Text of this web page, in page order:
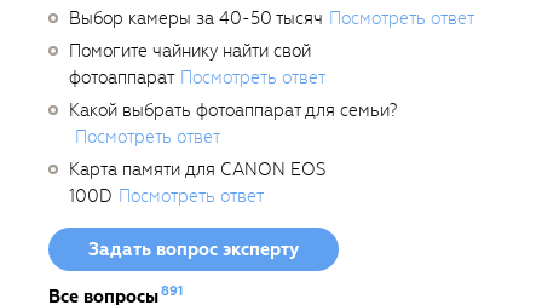
Выбор камеры за 40-50 тысяч Посмотреть ответ
Помогите чайнику найти свой
фотоаппарат Посмотреть ответ
Какой выбрать фотоаппарат для семьи?
Посмотреть ответ
Карта памяти для CANON EOS
100D Посмотреть ответ
Задать вопрос эксперту
Все вопросы891